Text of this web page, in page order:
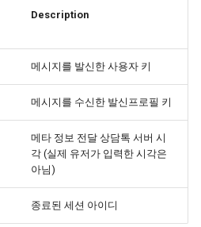
Description
메시지를 발신한 사용자 키
메시지를 수신한 발신프로필 키
메타 정보 전달 상담톡 서버 시
각 (실제 유저가 입력한 시각은
아님)
종료된 세션 아이디